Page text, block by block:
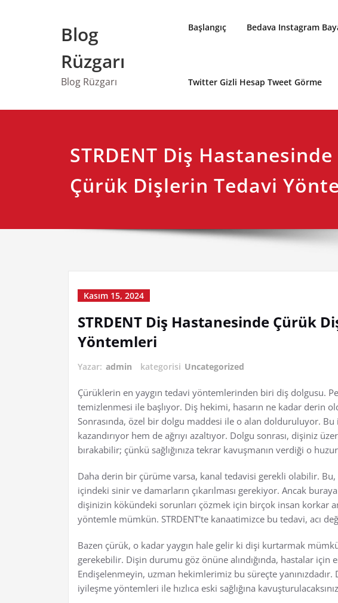
Blog
Rüzgarı
Blog Rüzgarı
Başlangıç Bedava Instagram
Twitter Gizli Hesap Tweet Görme
STRDENT Diş Hastanesinde
Çürük Dişlerin Tedavi
Kasım 15, 2024
STRDENT Diş Hastanesinde Çürük
Yöntemleri
Yazar: admin kategorisi Uncategorized
Çürüklerin en yaygın tedavi yöntemlerinden biri diş dolgusu.
temizlenmesi ile başlıyor. Diş hekimi, hasarın ne kadar derin
Sonrasında, özel bir dolgu maddesi ile o alan dolduruluyor.
kazandırıyor hem de ağrıyı azaltıyor. Dolgu sonrası, dişiniz
bırakabilir; çünkü sağlığınıza tekrar kavuşmanın verdiği o
Daha derin bir çürüme varsa, kanal tedavisi gerekli olabilir.
içindeki sinir ve damarların çıkarılması gerekiyor. Ancak
dişinizin kökündeki sorunları çözmek için birçok insan korkar
yöntemle mümkün. STRDENT'te kanaatimizce bu tedavi, acı
Bazen çürük, o kadar yaygın hale gelir ki dişi kurtarmak
gerekebilir. Dişin durumu göz önüne alındığında, hastalar için
Endişelenmeyin, uzman hekimlerimiz bu süreçte yanınızdadır.
iyileşme yöntemleri ile hızlıca eski sağlığına